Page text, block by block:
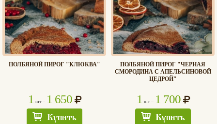
ПОЛБЯНОЙ ПИРОГ "КЛЮКВА"
1 шт – 1 650
Купить
ПОЛБЯНОЙ ПИРОГ "ЧЕРНАЯ
СМОРОДИНА С АПЕЛЬСИНОВОЙ
ЦЕДРОЙ"
1 шт – 1 700
Купить